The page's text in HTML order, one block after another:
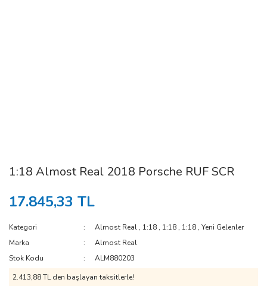
1:18 Almost Real 2018 Porsche RUF SCR
17.845,33 TL
Kategori Almost Real , 1:18 , 1:18 , 1:18 ,Yeni Gelenler
Marka
Almost Real
Stok Kodu
ALM880203
2.413,88 TL den başlayan taksitlerle!